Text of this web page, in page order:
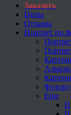
Заказать
Цены
Отзывы
Портрет по
Еще